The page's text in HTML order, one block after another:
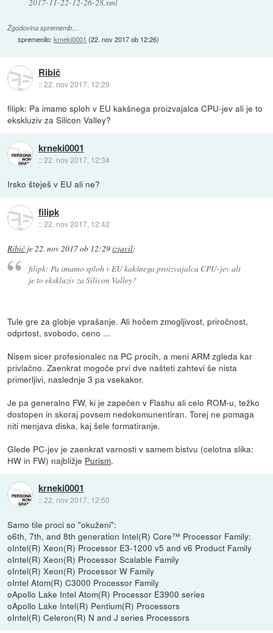
2017-11-22-12-26-28.xml
Zgodovina sprememb…
spremenilo:krneki0001 (22. nov 2017 ob 12:26)
Ribič
::22. nov 2017, 12:29
filipk: Pa imamo sploh v EU kakšnega proizvajalca CPU-jev ali je to
ekskluziv za Silicon Valley?
krneki0001
::22. nov 2017, 12:34
Irsko šteješ v EU ali ne?
filipk
::22. nov 2017, 12:42
Ribičje 22. nov 2017 ob 12:29izjavil:
filipk: Pa imamo sploh v EU kakšnega proizvajalca CPU-jev ali
je to ekskluziv za Silicon Valley?
Tule gre za globje vprašanje. Ali hočem zmogljivost, priročnost,
odprtost, svobodo, ceno ...
Nisem sicer profesionalec na PC procih, a meni ARM zgleda kar
privlačno. Zaenkrat mogoče prvi dve našteti zahtevi še nista
primerljivi, naslednje 3 pa vsekakor.
Je pa generalno FW, ki je zapečen v Flashu ali celo ROM-u, težko
dostopen in skoraj povsem nedokomunentiran. Torej ne pomaga
niti menjava diska, kaj šele formatiranje.
Glede PC-jev je zaenkrat varnosti v samem bistvu (celotna slika:
HW in FW) najbližje Purism.
krneki0001
::22. nov 2017, 12:50
Samo tile proci so "okuženi":
o6th, 7th, and 8th generation Intel(R) Core™ Processor Family:
oIntel(R) Xeon(R) Processor E3-1200 v5 and v6 Product Family
oIntel(R) Xeon(R) Processor Scalable Family
oIntel(R) Xeon(R) Processor W Family
oIntel Atom(R) C3000 Processor Family
oApollo Lake Intel Atom(R) Processor E3900 series
oApollo Lake Intel(R) Pentium(R) Processors
oIntel(R) Celeron(R) N and J series Processors